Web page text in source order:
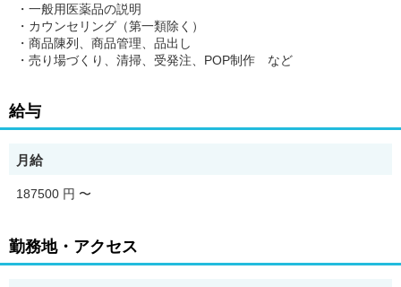
・一般用医薬品の説明
・カウンセリング（第一類除く）
・商品陳列、商品管理、品出し
・売り場づくり、清掃、受発注、POP制作 など
給与
月給
187500 円 〜
勤務地・アクセス